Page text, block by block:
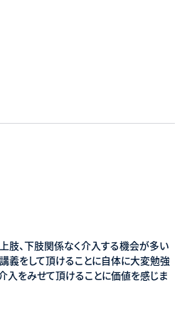
肢、下肢関係なく介入する機会が多い
義をして頂けることに自体に大変勉強
入をみせて頂けることに価値を感じま